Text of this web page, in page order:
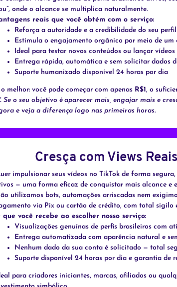
onde o alcance se multiplica naturalmente.
reais que você obtém com o serviço:
Reforça a autoridade e a credibilidade do seu perfil
Estimula o engajamento orgânico por meio de um
Ideal para testar novos conteúdos ou lançar
Entrega rápida, automática e sem solicitar dados
Suporte humanizado disponível 24 horas por dia
o melhor: você pode começar com apenas R$1, o
Se o seu objetivo é aparecer mais, engajar mais e
e veja a diferença logo nas primeiras horas.
Cresça com Views
impulsionar seus vídeos no TikTok de forma
— uma forma eficaz de conquistar mais alcance e
utilizamos bots, automações arriscadas nem
via Pix ou cartão de crédito, com total sigilo
que você recebe ao escolher nosso serviço:
Visualizações genuínas de perfis brasileiros com
Entrega automatizada com aparência natural e
Nenhum dado da sua conta é solicitado — total
Suporte disponível 24 horas por dia e garantia de
para criadores iniciantes, marcas, afiliados ou